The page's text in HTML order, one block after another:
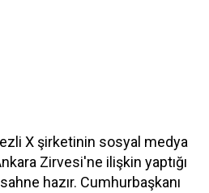
X şirketinin sosyal medya
Zirvesi'ne ilişkin yaptığı
hazır. Cumhurbaşkanı